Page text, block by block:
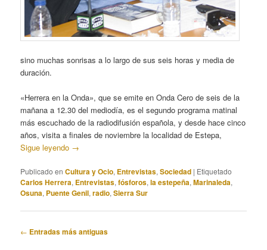
sino muchas sonrisas a lo largo de sus seis horas y media de
duración.
«Herrera en la Onda», que se emite en Onda Cero de seis de la
mañana a 12.30 del mediodía, es el segundo programa matinal
más escuchado de la radiodifusión española, y desde hace cinco
años, visita a finales de noviembre la localidad de Estepa,
Sigue leyendo →
Publicado en Cultura y Ocio, Entrevistas,Sociedad | Etiquetado
Carlos Herrera, Entrevistas,fósforos,la estepeña,Marinaleda,
Osuna, Puente Genil,radio,Sierra Sur
Navegación
← Entradas más antiguas